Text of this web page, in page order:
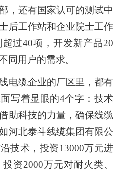
，还有国家认可的测试中
后工作站和企业院士工作
过40项，开发新产品20
同用户的需求。
缆企业的厂区里，都有
写着显眼的4个字：技术
助科技的力量，确保线缆
河北泰斗线缆集团有限公
技术，投资13000万元进
资2000万元对耐火类、